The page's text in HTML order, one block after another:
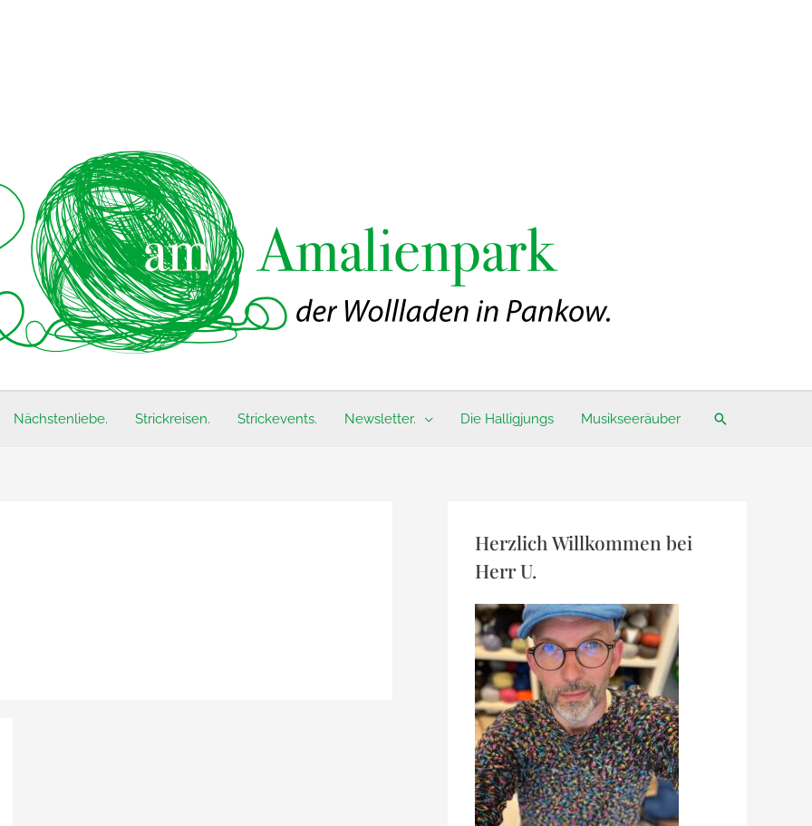
Nächstenliebe. Strickreisen. Strickevents. Newsletter. Die Halligjungs Musikseeräuber Suchen
Herzlich Willkommen bei
Herr U.